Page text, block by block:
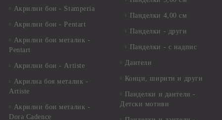
Акрилни бои - Stamperia
Акрилни бои - Pentart
Акрилни бои металик -
Pentart
Акрилни бои - Artiste
Акрилна боя металик -
Artiste
Акрилни бои металик -
Dora Cadence
Панделки 4,00 см
Панделки - други
Панделки - с надпис
Дантели
Конци, ширити и други
Панделки и дантели -
Детски мотиви